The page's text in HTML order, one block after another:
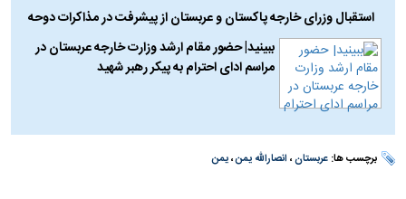
استقبال وزرای خارجه پاکستان و عربستان از پیشرفت در مذاکرات دوحه
ببینید| حضور مقام ارشد وزارت خارجه عربستان در
مراسم ادای احترام به پیکر رهبر شهید
برچسب ها:عربستان، انصارالله یمن،یمن